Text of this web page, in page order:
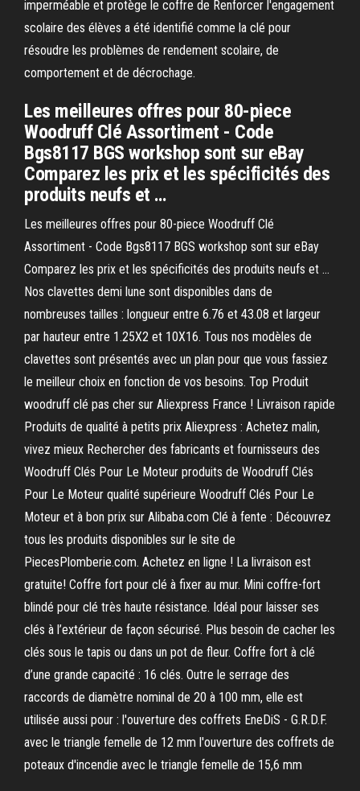
imperméable et protège le coffre de Renforcer l'engagement
scolaire des élèves a été identifié comme la clé pour
résoudre les problèmes de rendement scolaire, de
comportement et de décrochage.
Les meilleures offres pour 80-piece
Woodruff Clé Assortiment - Code
Bgs8117 BGS workshop sont sur eBay
Comparez les prix et les spécificités des
produits neufs et …
Les meilleures offres pour 80-piece Woodruff Clé
Assortiment - Code Bgs8117 BGS workshop sont sur eBay
Comparez les prix et les spécificités des produits neufs et …
Nos clavettes demi lune sont disponibles dans de
nombreuses tailles : longueur entre 6.76 et 43.08 et largeur
par hauteur entre 1.25X2 et 10X16. Tous nos modèles de
clavettes sont présentés avec un plan pour que vous fassiez
le meilleur choix en fonction de vos besoins. Top Produit
woodruff clé pas cher sur Aliexpress France ! Livraison rapide
Produits de qualité à petits prix Aliexpress : Achetez malin,
vivez mieux Rechercher des fabricants et fournisseurs des
Woodruff Clés Pour Le Moteur produits de Woodruff Clés
Pour Le Moteur qualité supérieure Woodruff Clés Pour Le
Moteur et à bon prix sur Alibaba.com Clé à fente : Découvrez
tous les produits disponibles sur le site de
PiecesPlomberie.com. Achetez en ligne ! La livraison est
gratuite! Coffre fort pour clé à fixer au mur. Mini coffre-fort
blindé pour clé très haute résistance. Idéal pour laisser ses
clés à l’extérieur de façon sécurisé. Plus besoin de cacher les
clés sous le tapis ou dans un pot de fleur. Coffre fort à clé
d’une grande capacité : 16 clés. Outre le serrage des
raccords de diamètre nominal de 20 à 100 mm, elle est
utilisée aussi pour : l'ouverture des coffrets EneDiS - G.R.D.F.
avec le triangle femelle de 12 mm l'ouverture des coffrets de
poteaux d'incendie avec le triangle femelle de 15,6 mm